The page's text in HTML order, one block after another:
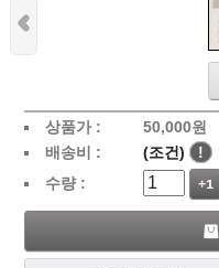
상품가 : 50,000원
배송비 :
(조건)
!
수량 :
+1